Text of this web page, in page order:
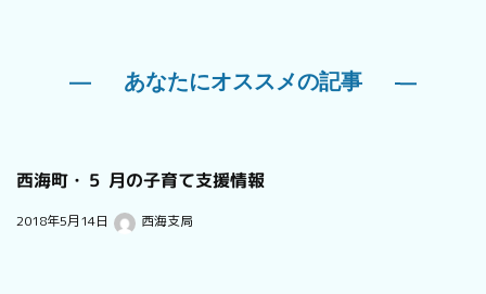
あなたにオススメの記事
西海町・５ 月の子育て支援情報
2018年5月14日 西海支局